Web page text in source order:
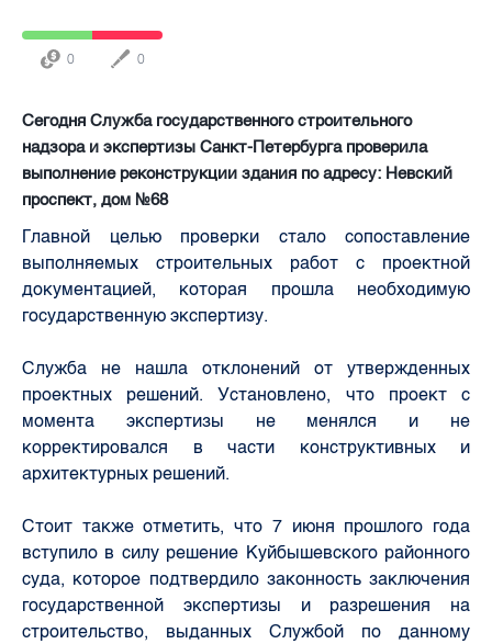
0 0
Сегодня Служба государственного строительного
надзора и экспертизы Санкт-Петербурга проверила
выполнение реконструкции здания по адресу: Невский
проспект, дом №68
Главной целью проверки стало сопоставление
выполняемых строительных работ с проектной
документацией, которая прошла необходимую
государственную экспертизу.
Служба не нашла отклонений от утвержденных
проектных решений. Установлено, что проект с
момента экспертизы не менялся и не
корректировался в части конструктивных и
архитектурных решений.
Стоит также отметить, что 7 июня прошлого года
вступило в силу решение Куйбышевского районного
суда, которое подтвердило законность заключения
государственной экспертизы и разрешения на
строительство, выданных Службой по данному